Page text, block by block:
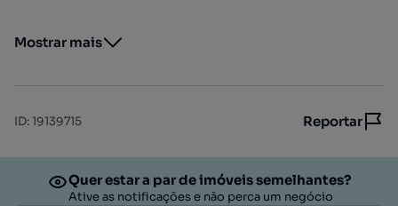
Mostrar mais
ID:19139715 Reportar
Quer estar a par de imóveis semelhantes?
Ative as notificações e não perca um negócio